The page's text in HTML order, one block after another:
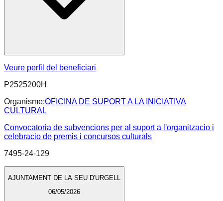
Veure perfil del beneficiari
P2525200H
Organisme:OFICINA DE SUPORT A LA INICIATIVA
CULTURAL
Convocatoria de subvencions per al suport a l'organitzacio i
celebracio de premis i concursos culturals
7495-24-129
AJUNTAMENT DE LA SEU D'URGELL
06/05/2026